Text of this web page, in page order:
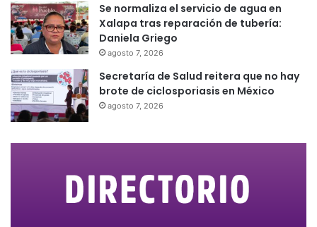
Se normaliza el servicio de agua en
Xalapa tras reparación de tubería:
Daniela Griego
agosto 7, 2026
Secretaría de Salud reitera que no hay
brote de ciclosporiasis en México
agosto 7, 2026